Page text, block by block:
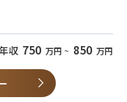
の作成経験がある方
収 750 万円 ~ 850 万円